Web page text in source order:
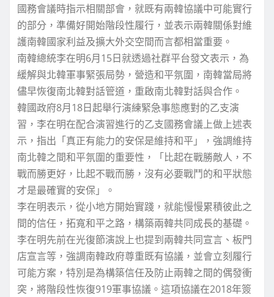
國務會議時指示相關部會，就既有兩韓協議中可能實行
的部分，準備好開始階段性履行，並表示兩韓關係對維
護南韓國家利益及擴大外交空間而言都相當重要。
南韓總統李在明6月15日就透過社群平台發文表示，為
緩解與北韓軍事緊張局勢，營造和平氛圍，南韓當局將
儘早恢復南北韓對話管道，重啟南北韓對話與合作。
韓國政府8月18日起舉行演練緊急事態應對的乙支演
習，李在明在配合演習進行的乙支國務會議上做上述表
示，指出「真正有能力的安保是維持和平」，強調維持
南北韓之間和平氛圍的重要性，「比起在戰勝敵人，不
戰而勝更好，比起不戰而勝，沒有必要戰鬥的和平狀態
才是最確實的安保」。
李在明表示，從小地方開始實踐，就能慢慢累積彼此之
間的信任，拓寬和平之路，構築兩韓共同成長的基礎。
李在明先前在光復節演說上也提到兩韓共同宣言、板門
店宣言等，強調南韓政府尊重既有協議，並會立刻履行
可能方案，特別是為構築信任及防止兩韓之間的偶發衝
突，將階段性恢復919軍事協議。這項協議在2018年簽